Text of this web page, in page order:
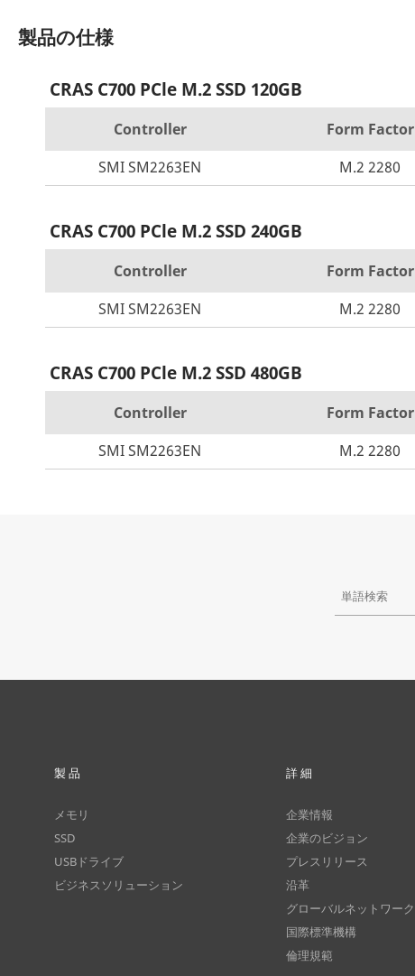
製品の仕様
CRAS C700 PCle M.2 SSD 120GB
Controller Form Factor
SMI SM2263EN
M.2 2280
CRAS C700 PCle M.2 SSD 240GB
Controller Form Factor
SMI SM2263EN
M.2 2280
CRAS C700 PCle M.2 SSD 480GB
Controller Form Factor
SMI SM2263EN
M.2 2280
製品
メモリ
SSD
USBドライブ
ビジネスソリューション
詳細
企業情報
企業のビジョン
プレスリリース
沿革
グローバルネットワーク
国際標準機構
倫理規範